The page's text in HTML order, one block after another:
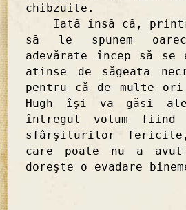
chibzuite.
Iată însă că,
să le spunem
adevărate încep să
atinse de săgeata
pentru că de multe
Hugh îşi va găsi
întregul volum
sfârşiturilor
care poate nu a
doreşte o evadare